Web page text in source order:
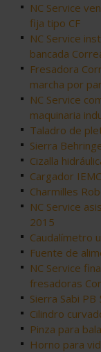
NC Service
fija tipo CF
NC Service
bancada
Fresadora
marcha por
NC Service
maquinaria
Taladro de
Sierra
Cizalla
Cargador
Charmilles
NC Service
2015
Caudalímetro
Fuente de
NC Service
fresadoras
Sierra Sabi PB
Cilindro
Pinza para
Horno para